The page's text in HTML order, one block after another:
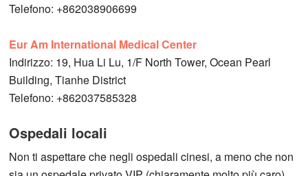
Telefono: +862038906699
Eur Am International Medical Center
Indirizzo: 19, Hua Li Lu, 1/F North Tower, Ocean Pearl
Building, Tianhe District
Telefono: +862037585328
Ospedali locali
Non ti aspettare che negli ospedali cinesi, a meno che non